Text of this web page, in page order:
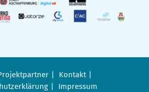
Kontakt
Impressum